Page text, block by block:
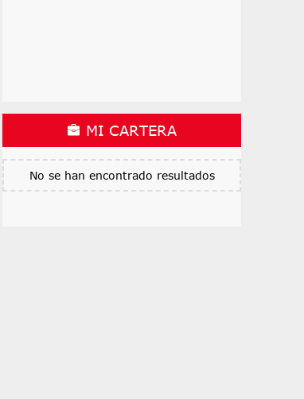
MI CARTERA
No se han encontrado resultados